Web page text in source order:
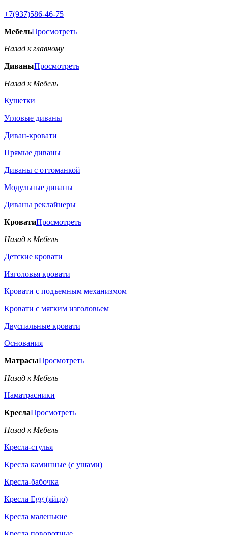
+7(937)586-46-75
МебельПросмотреть
Назад к главному
ДиваныПросмотреть
Назад к Мебель
Кушетки
Угловые диваны
Диван-кровати
Прямые диваны
Диваны с оттоманкой
Модульные диваны
Диваны реклайнеры
КроватиПросмотреть
Назад к Мебель
Детские кровати
Изголовья кровати
Кровати с подъемным механизмом
Кровати с мягким изголовьем
Двуспальные кровати
Основания
МатрасыПросмотреть
Назад к Мебель
Наматрасники
КреслаПросмотреть
Назад к Мебель
Кресла-стулья
Кресла каминные (с ушами)
Кресла-бабочка
Кресла Egg (яйцо)
Кресла маленькие